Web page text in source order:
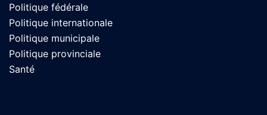
Politique fédérale
Politique internationale
Politique municipale
Politique provinciale
Santé